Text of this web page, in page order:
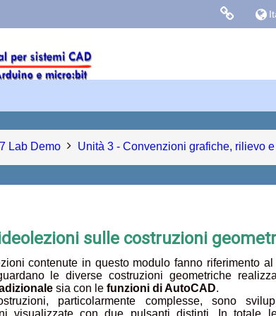
Links
Blog
Lab Demo Unità 3 - Convenzioni grafiche, rilievo
sulle costruzioni
contenute in questo modulo fanno riferimento al
le diverse costruzioni geometriche
sia con le funzioni di AutoCAD.
particolarmente complesse, sono
visualizzate con due pulsanti distinti. In totale